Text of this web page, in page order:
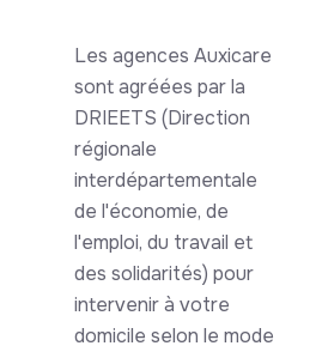
Les agences Auxicare
sont agréées par la
DRIEETS (Direction
régionale
interdépartementale
de l'économie, de
l'emploi, du travail et
des solidarités) pour
intervenir à votre
domicile selon le mode